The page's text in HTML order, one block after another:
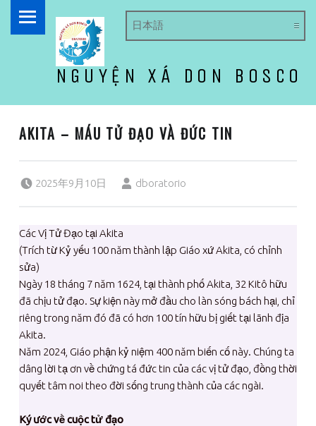
NGUYỆN XÁ DON BOSCO
AKITA – MÁU TỬ ĐẠO VÀ ĐỨC TIN
2025年9月10日 dboratorio
Các Vị Tử Đạo tại Akita
(Trích từ Kỷ yếu 100 năm thành lập Giáo xứ Akita, có chỉnh
sửa)
Ngày 18 tháng 7 năm 1624, tại thành phố Akita, 32 Kitô hữu
đã chịu tử đạo. Sự kiện này mở đầu cho làn sóng bách hại, chỉ
riêng trong năm đó đã có hơn 100 tín hữu bị giết tại lãnh địa
Akita.
Năm 2024, Giáo phận kỷ niệm 400 năm biến cố này. Chúng ta
dâng lời tạ ơn về chứng tá đức tin của các vị tử đạo, đồng thời
quyết tâm noi theo đời sống trung thành của các ngài.
Ký ước về cuộc tử đạo